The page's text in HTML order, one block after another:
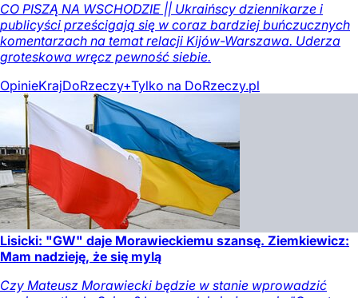
CO PISZĄ NA WSCHODZIE || Ukraińscy dziennikarze i
publicyści prześcigają się w coraz bardziej buńczucznych
komentarzach na temat relacji Kijów-Warszawa. Uderza
groteskowa wręcz pewność siebie.
OpinieKrajDoRzeczy+Tylko na DoRzeczy.pl
Lisicki: "GW" daje Morawieckiemu szansę. Ziemkiewicz:
Mam nadzieję, że się mylą
Czy Mateusz Morawiecki będzie w stanie wprowadzić